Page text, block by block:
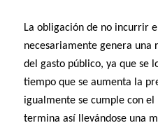
La obligación de no incurrir
necesariamente genera
del gasto público, ya que se
tiempo que se aumenta la
igualmente se cumple con el
termina así llevándose una